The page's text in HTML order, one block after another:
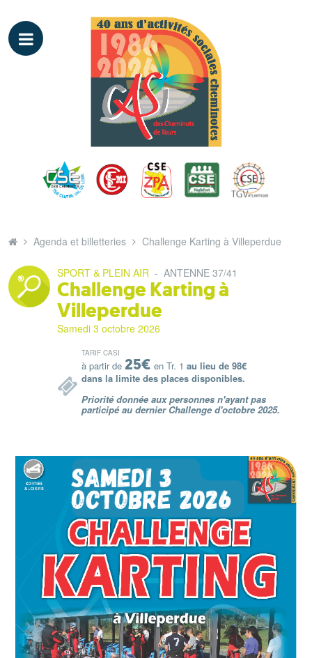
Agenda et billetteries Challenge Karting à Villeperdue
SPORT & PLEIN AIR - ANTENNE 37/41
Challenge Karting à
Villeperdue
Samedi 3 octobre 2026
TARIF CASI
à partir de 25€ en Tr. 1 au lieu de 98€
dans la limite des places disponibles.
Priorité donnée aux personnes n'ayant pas
participé au dernier Challenge d'octobre 2025.